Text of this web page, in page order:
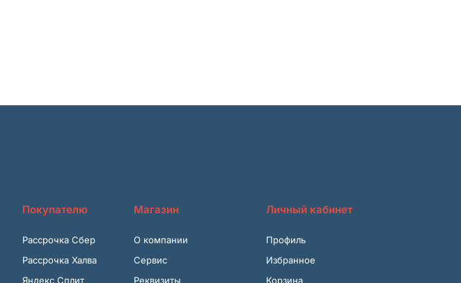
Покупателю
Рассрочка Сбер
Рассрочка Халва
Яндекс Сплит
Магазин
О компании
Сервис
Реквизиты
Личный кабинет
Профиль
Избранное
Корзина